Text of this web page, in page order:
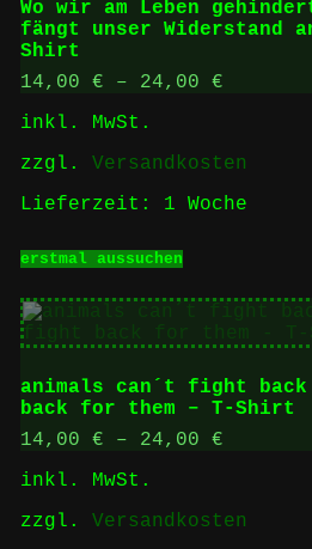
können
auf
Wo wir am Leben
fängt unser Widerstand
Shirt
14,00 € – 24,00 €
inkl. MwSt.
zzgl. Versandkosten
Lieferzeit: 1 Woche
erstmal aussuchenProdukt
mehrere
Varianten
auf.
Die
Optionen
können
auf
werden
animals can´t fight
back for them – T-Shirt
14,00 € – 24,00 €
inkl. MwSt.
zzgl. Versandkosten